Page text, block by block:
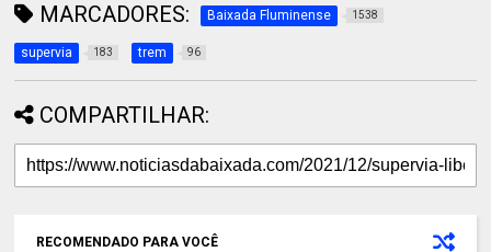
MARCADORES: Baixada Fluminense 1538
supervia 183 trem 96
COMPARTILHAR:
RECOMENDADO PARA VOCÊ